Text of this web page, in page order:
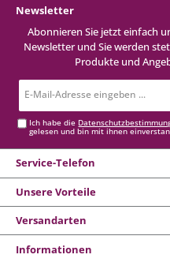
Newsletter
Abonnieren Sie jetzt einfach
Newsletter und Sie werden
Produkte und
Mail-
Ich habe die
gelesen und bin mit ihnen
Service-Telefon
Unsere Vorteile
Versandarten
Informationen